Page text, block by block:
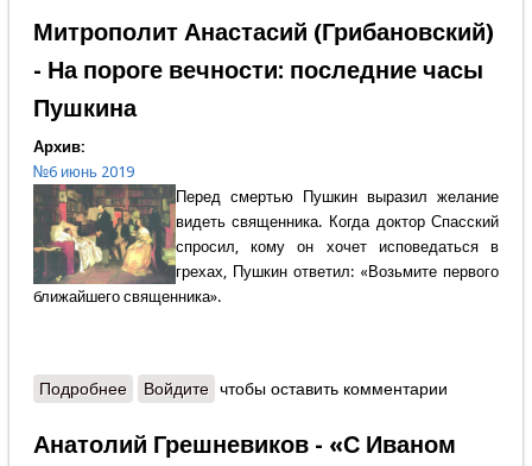
Митрополит Анастасий (Грибановский)
- На пороге вечности: последние часы
Пушкина
Архив:
№6 июнь 2019
Перед смертью Пушкин выразил желание
видеть священника. Когда доктор Спасский
спросил, кому он хочет исповедаться в
грехах, Пушкин ответил: «Возьмите первого
ближайшего священника».
Подробнеео Митрополит Анастасий (Грибановский) - На
Войдите чтобы оставить комментарии
Анатолий Грешневиков - «С Иваном